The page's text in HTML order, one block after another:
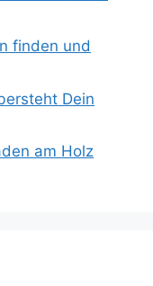
finden und
Dein
am Holz